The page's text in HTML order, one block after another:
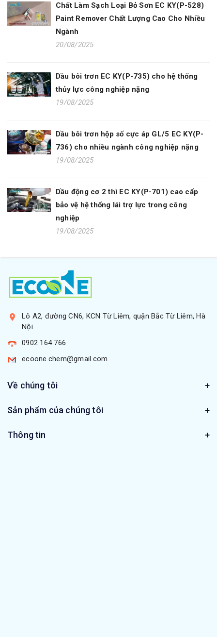
Chất Làm Sạch Loại Bỏ Sơn EC KY(P-528)
Paint Remover Chất Lượng Cao Cho Nhiều
Ngành
20/08/2025
Dầu bôi trơn EC KY(P-735) cho hệ thống
thủy lực công nghiệp nặng
19/08/2025
Dầu bôi trơn hộp số cực áp GL/5 EC KY(P-
736) cho nhiều ngành công nghiệp nặng
19/08/2025
Dầu động cơ 2 thì EC KY(P-701) cao cấp
bảo vệ hệ thống lái trợ lực trong công
nghiệp
19/08/2025
Lô A2, đường CN6, KCN Từ Liêm, quận Bắc Từ Liêm, Hà
Nội
0902 164 766
ecoone.chem@gmail.com
Về chúng tôi
Sản phẩm của chúng tôi
Thông tin